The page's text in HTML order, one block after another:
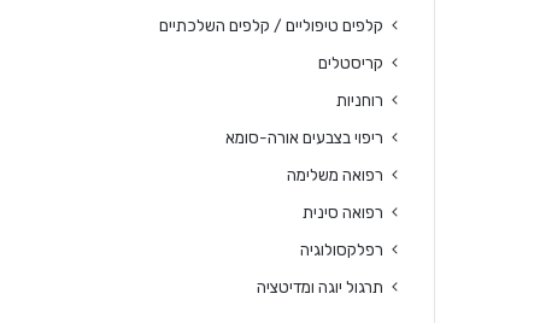
קלפים טיפוליים / קלפים השלכתיים
קריסטלים
רוחניות
ריפוי בצבעים אורה-סומא
רפואה משלימה
רפואה סינית
רפלקסולוגיה
תרגול יוגה ומדיטציה